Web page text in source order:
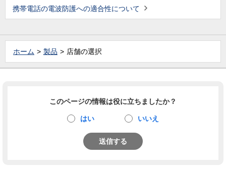
携帯電話の電波防護への適合性について
ホーム 製品 店舗の選択
このページの情報は役に立ちましたか？
はい いいえ
送信する